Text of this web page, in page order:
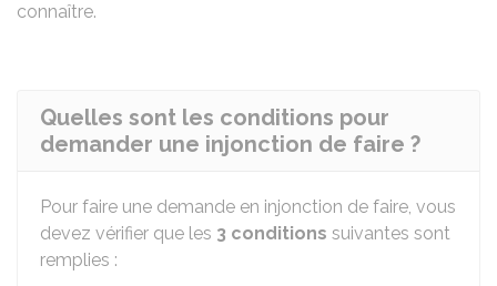
connaître.
Quelles sont les conditions pour
demander une injonction de faire ?
Pour faire une demande en injonction de faire, vous
devez vérifier que les 3 conditions suivantes sont
remplies :